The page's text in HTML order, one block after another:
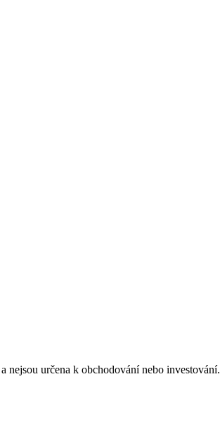
nejsou určena k obchodování nebo investování.